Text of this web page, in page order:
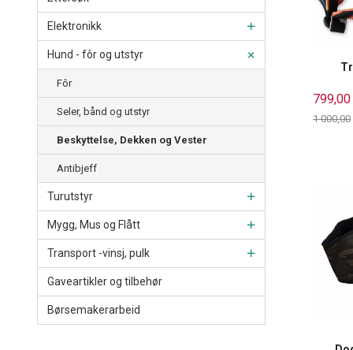
Elektronikk
Hund - fôr og utstyr
Fôr
Seler, bånd og utstyr
Beskyttelse, Dekken og Vester
Antibjeff
Turutstyr
Mygg, Mus og Flått
Transport -vinsj, pulk
Gaveartikler og tilbehør
Børsemakerarbeid
799,00
1 000,00